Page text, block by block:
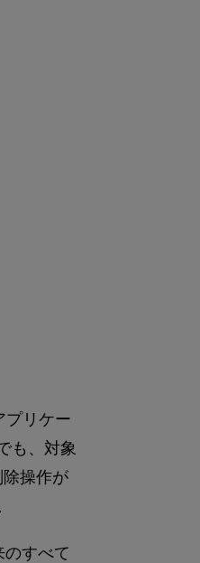
プリケー
も、対象
操作が
すべて